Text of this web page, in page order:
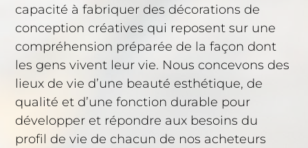
capacité à fabriquer des décorations de
conception créatives qui reposent sur une
compréhension préparée de la façon dont
les gens vivent leur vie. Nous concevons des
lieux de vie d’une beauté esthétique, de
qualité et d’une fonction durable pour
développer et répondre aux besoins du
profil de vie de chacun de nos acheteurs